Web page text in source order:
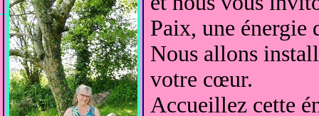
Paix, une énergie
Nous allons
votre cœur.
Accueillez cette